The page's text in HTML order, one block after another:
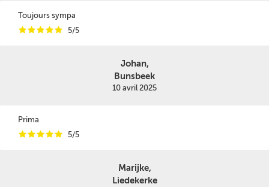
Toujours sympa
iiiii 5/5
Johan,
Bunsbeek
10 avril 2025
Prima
iiiii 5/5
Marijke,
Liedekerke